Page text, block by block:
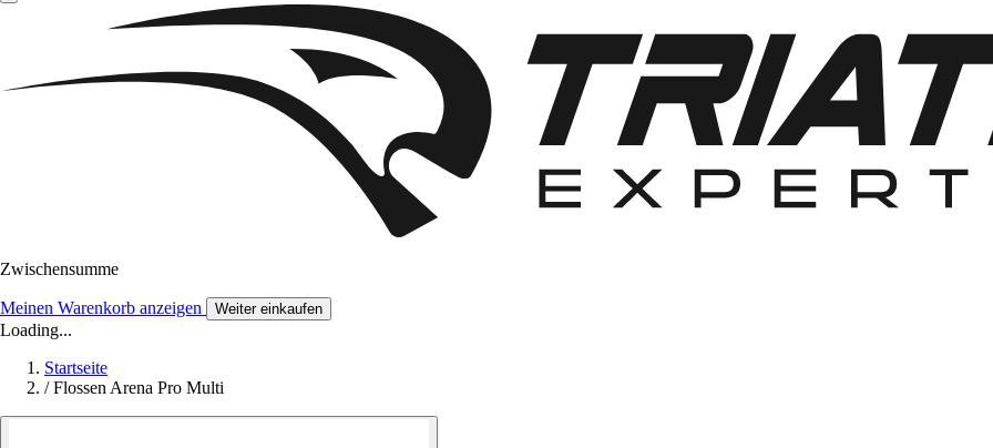
Zwischensumme
Meinen Warenkorb anzeigen Weiter einkaufen
Loading...
Startseite
/ Flossen Arena Pro Multi